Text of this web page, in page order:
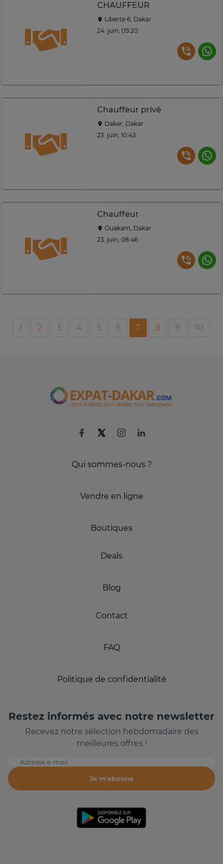
CHAUFFEUR
Liberte 6, Dakar
24. juin, 09:20
Chauffeur privé
Dakar, Dakar
23. juin, 10:43
Chauffeur
Ouakam, Dakar
23. juin, 08:46
1 2 3 4 5 6 7 8 9 10
Qui sommes-nous ?
Vendre en ligne
Boutiques
Deals
Blog
Contact
FAQ
Politique de confidentialité
Restez informés avec notre newsletter
Recevez notre sélection hebdomadaire des
meilleures offres !
Adresse e-mail
Je m'abonne